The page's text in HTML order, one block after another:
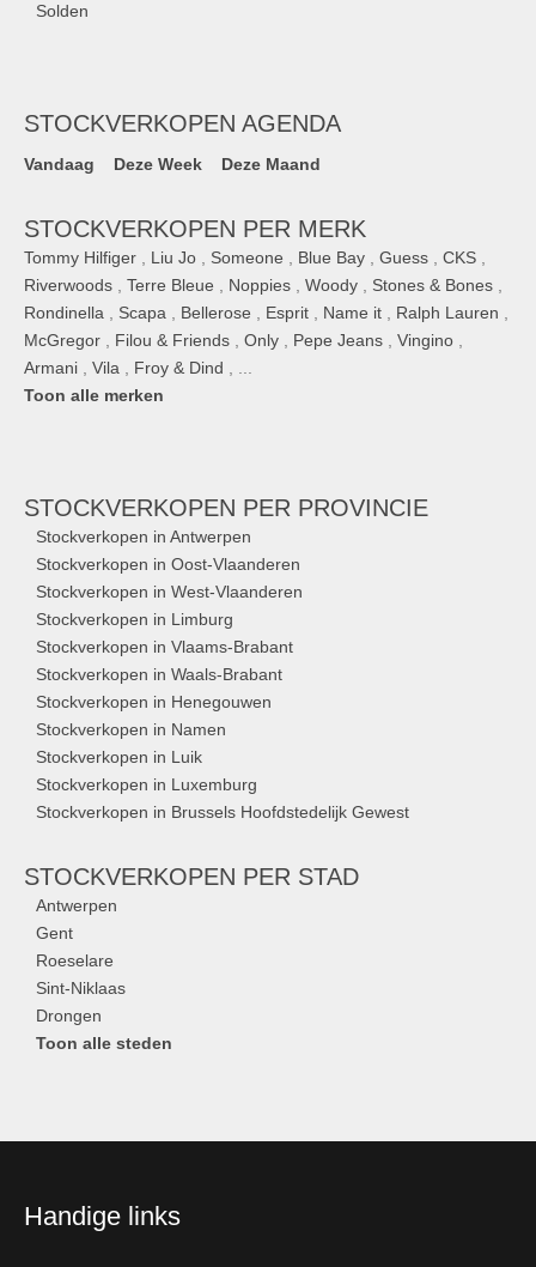
Solden
STOCKVERKOPEN AGENDA
Vandaag Deze Week Deze Maand
STOCKVERKOPEN PER MERK
Tommy Hilfiger Liu Jo Someone Blue Bay Guess CKS
Riverwoods
Terre Bleue Noppies Woody Stones & Bones
Rondinella
Scapa Bellerose Esprit Name it Ralph Lauren
McGregor
Filou & Friends Only Pepe Jeans Vingino
Armani
Vila Froy & Dind
Toon alle merken
STOCKVERKOPEN PER PROVINCIE
Stockverkopen in Antwerpen
Stockverkopen in Oost-Vlaanderen
Stockverkopen in West-Vlaanderen
Stockverkopen in Limburg
Stockverkopen in Vlaams-Brabant
Stockverkopen in Waals-Brabant
Stockverkopen in Henegouwen
Stockverkopen in Namen
Stockverkopen in Luik
Stockverkopen in Luxemburg
Stockverkopen in Brussels Hoofdstedelijk Gewest
STOCKVERKOPEN PER STAD
Antwerpen
Gent
Roeselare
Sint-Niklaas
Drongen
Toon alle steden
Handige links